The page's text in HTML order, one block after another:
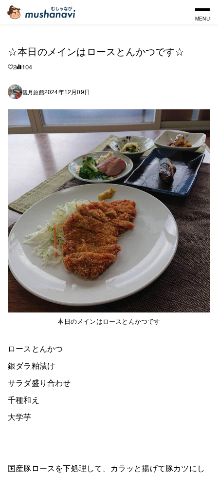
MENU
☆本日のメインはロースとんかつです☆
2 104
観月旅館2024年12月09日
本日のメインはロースとんかつです
ロースとんかつ
銀ダラ粕漬け
サラダ盛り合わせ
千種和え
大学芋
国産豚ロースを下処理して、カラッと揚げて豚カツにし